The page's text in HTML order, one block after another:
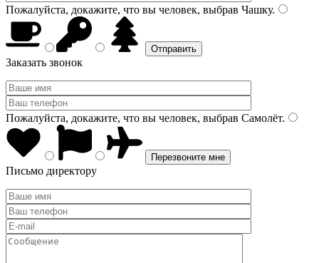
Пожалуйста, докажите, что вы человек, выбрав Чашку.
Заказать звонок
Пожалуйста, докажите, что вы человек, выбрав Самолёт.
Письмо директору